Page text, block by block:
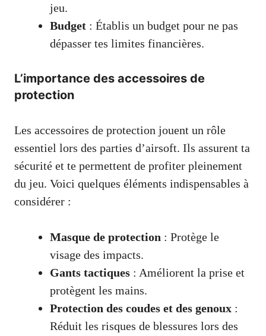
jeu.
Budget : Établis un budget pour ne pas
dépasser tes limites financières.
L’importance des accessoires de
protection
Les accessoires de protection jouent un rôle
essentiel lors des parties d’airsoft. Ils assurent ta
sécurité et te permettent de profiter pleinement
du jeu. Voici quelques éléments indispensables à
considérer :
Masque de protection : Protège le
visage des impacts.
Gants tactiques : Améliorent la prise et
protègent les mains.
Protection des coudes et des genoux :
Réduit les risques de blessures lors des